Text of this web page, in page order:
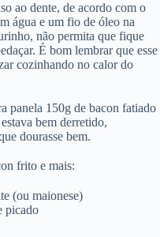
ao dente, de acordo com o
água e um fio de óleo na
não permita que fique
É bom lembrar que esse
cozinhando no calor do
panela 150g de bacon fatiado
bem derretido,
dourasse bem.
frito e mais:
(ou maionese)
picado